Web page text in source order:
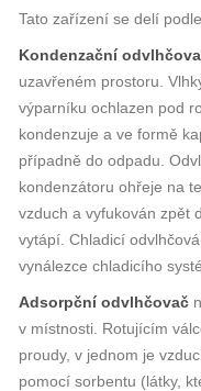
Tato zařízení se delí
Kondenzační
uzavřeném prostoru.
výparníku ochlazen pod
kondenzuje a ve formě
případně do odpadu.
kondenzátoru ohřeje na
vzduch a vyfukován zpět
vytápí. Chladicí
vynálezce chladicího
Adsorpční odvlhčovač
v místnosti. Rotujícím
proudy, v jednom je
pomocí sorbentu (látky,